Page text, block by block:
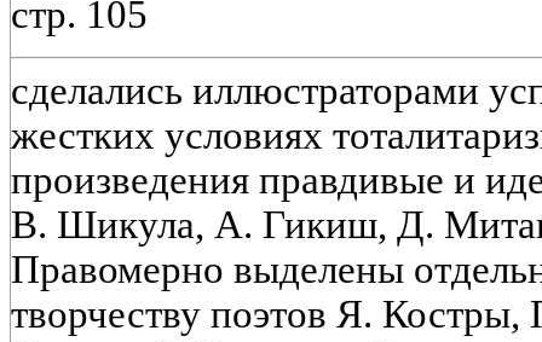
стр. 105
сделались иллюстраторами
жестких условиях
произведения правдивые и
В. Шикула, А. Гикиш, Д.
Правомерно выделены
творчеству поэтов Я.